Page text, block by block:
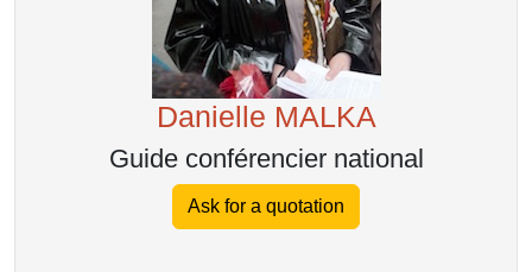
Danielle MALKA
Guide conférencier national
Ask for a quotation